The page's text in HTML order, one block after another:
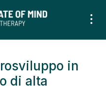
in
di alta